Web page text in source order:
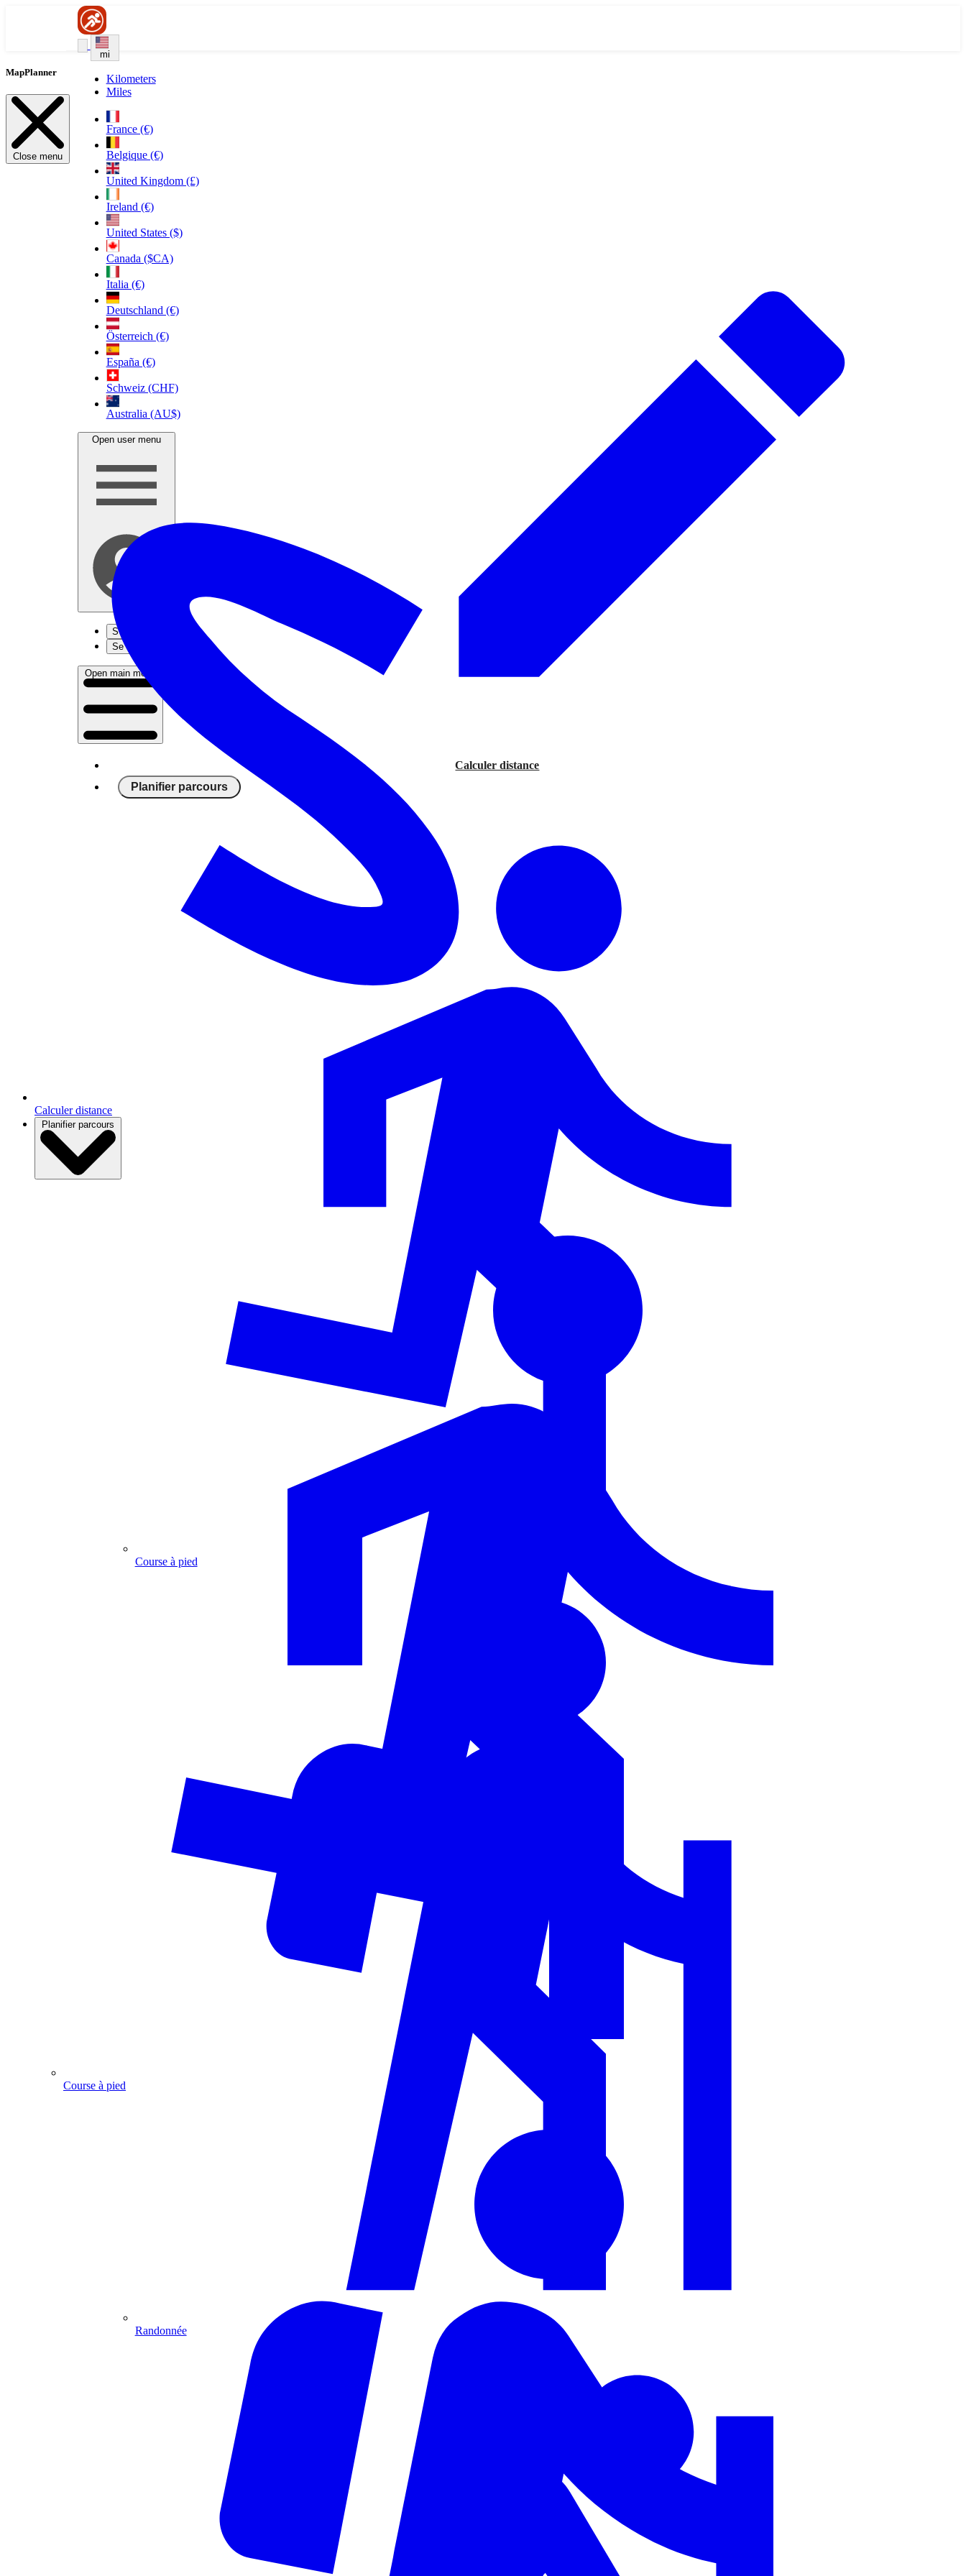
mi
Kilometers
Miles
France (€)
Belgique (€)
United Kingdom (£)
Ireland (€)
United States ($)
Canada ($CA)
Italia (€)
Deutschland (€)
Österreich (€)
España (€)
Schweiz (CHF)
Australia (AU$)
Open user menu
S'inscrire
Se connecter
Open main menu
Calculer distance
Planifier parcours
Course à pied
Randonnée
MapPlanner
Close menu
Calculer distance
Planifier parcours
Course à pied